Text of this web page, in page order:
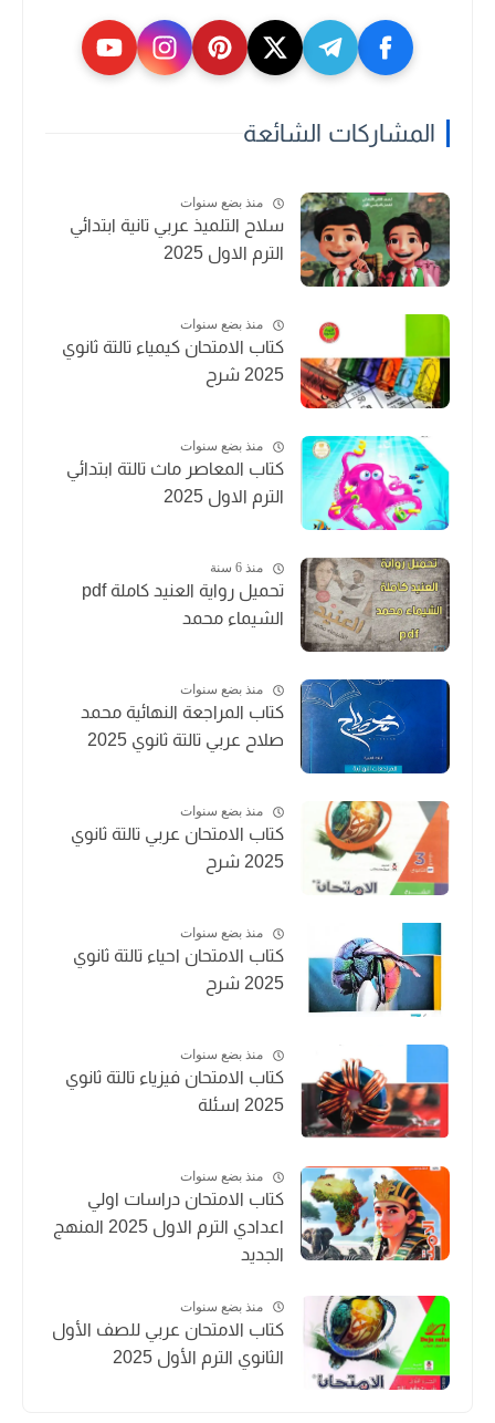
المشاركات الشائعة
منذ بضع سنوات
سلاح التلميذ عربي تانية ابتدائي
الترم الاول 2025
منذ بضع سنوات
كتاب الامتحان كيمياء تالتة ثانوي
2025 شرح
منذ بضع سنوات
كتاب المعاصر ماث تالتة ابتدائي
الترم الاول 2025
منذ 6 سنة
تحميل رواية العنيد كاملة pdf
الشيماء محمد
منذ بضع سنوات
كتاب المراجعة النهائية محمد
صلاح عربي تالتة ثانوي 2025
منذ بضع سنوات
كتاب الامتحان عربي تالتة ثانوي
2025 شرح
منذ بضع سنوات
كتاب الامتحان احياء تالتة ثانوي
2025 شرح
منذ بضع سنوات
كتاب الامتحان فيزياء تالتة ثانوي
2025 اسئلة
منذ بضع سنوات
كتاب الامتحان دراسات اولي
اعدادي الترم الاول 2025 المنهج
الجديد
منذ بضع سنوات
كتاب الامتحان عربي للصف الأول
الثانوي الترم الأول 2025